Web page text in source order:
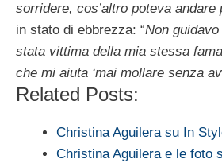
sorridere, cos’altro poteva andare
in stato di ebbrezza: “Non
stata vittima della mia stessa
che mi aiuta ‘mai mollare senza
Related Posts:
Christina Aguilera su In
Christina Aguilera e le foto